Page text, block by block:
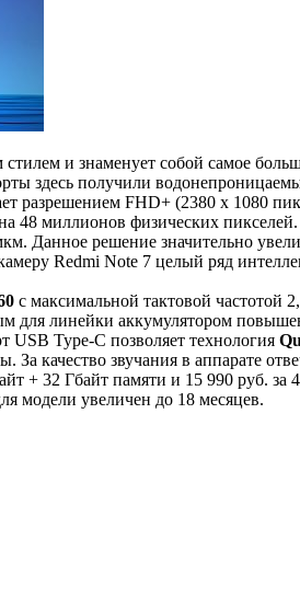
и знаменует собой самое
здесь получили
разрешением FHD+ (2380 х 1080
48 миллионов физических
решение значительно
Redmi Note 7 целый ряд
с максимальной тактовой частотой
линейки аккумулятором
USB Type-C позволяет технология
качество звучания в аппарате
+ 32 Гбайт памяти и 15 990 руб. за
модели увеличен до 18 месяцев.